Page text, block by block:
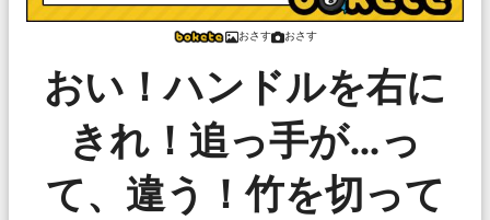
おさす おさす
おい！ハンドルを右に
きれ！追っ手が…っ
て、違う！竹を切って